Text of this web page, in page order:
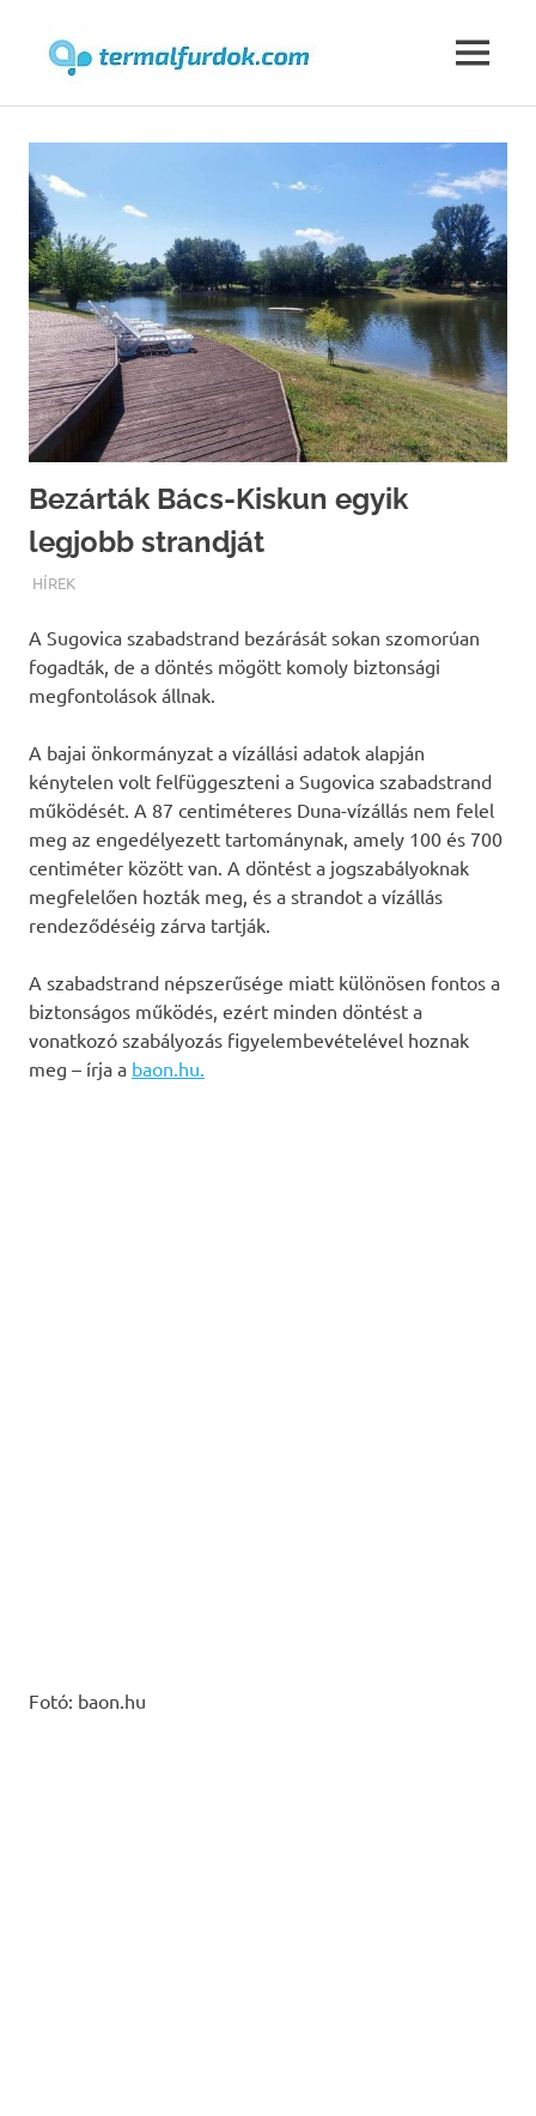
content
MENU
Bezárták Bács-Kiskun egyik
legjobb strandját
TERMALFURDOK.COM
HÍREK
A Sugovica szabadstrand bezárását sokan szomorúan
fogadták, de a döntés mögött komoly biztonsági
megfontolások állnak.
A bajai önkormányzat a vízállási adatok alapján
kénytelen volt felfüggeszteni a Sugovica szabadstrand
működését. A 87 centiméteres Duna-vízállás nem felel
meg az engedélyezett tartománynak, amely 100 és 700
centiméter között van. A döntést a jogszabályoknak
megfelelően hozták meg, és a strandot a vízállás
rendeződéséig zárva tartják.
A szabadstrand népszerűsége miatt különösen fontos a
biztonságos működés, ezért minden döntést a
vonatkozó szabályozás figyelembevételével hoznak
meg – írja a baon.hu.
Fotó: baon.hu